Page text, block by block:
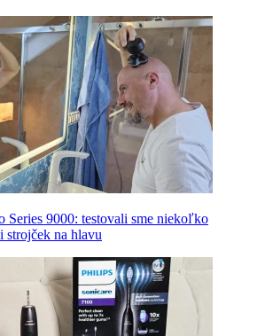
Series 9000: testovali sme niekoľko
strojček na hlavu